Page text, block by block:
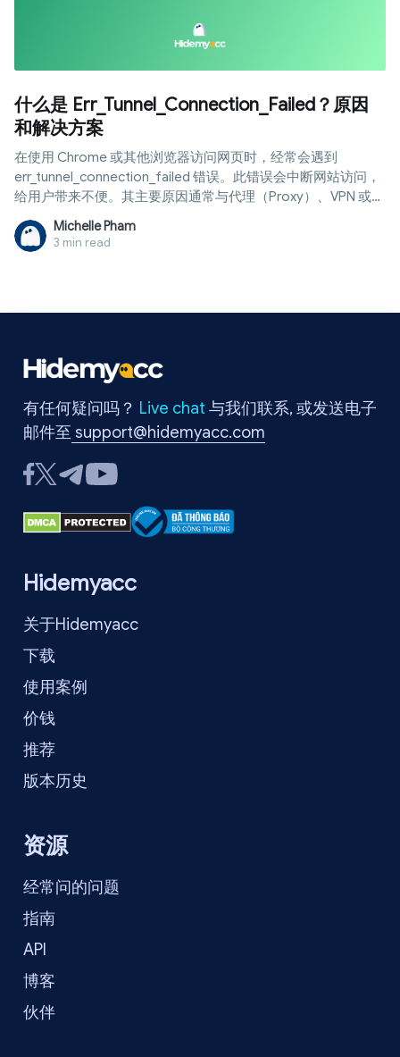
什么是 Err_Tunnel_Connection_Failed？原因
和解决方案
在使用 Chrome 或其他浏览器访问网页时，经常会遇到
err_tunnel_connection_failed 错误。此错误会中断网站访问，
给用户带来不便。其主要原因通常与代理（Proxy）、VPN 或网
络设置有关。幸运的是，您可以在几分钟内自行修复此错误，
无需专家协助。 在本文中，Hidemyacc 将清楚地解释什么是
err_tunnel_connection_failed 错误、其发生的原因以及最有效
Michelle Pham
3 min read
有任何疑问吗？ Live chat 与我们联系, 或发送电子
邮件至 support@hidemyacc.com
Hidemyacc
关于Hidemyacc
下载
使用案例
价钱
推荐
版本历史
资源
经常问的问题
指南
API
博客
伙伴